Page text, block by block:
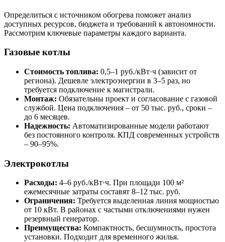
Определиться с источником обогрева поможет анализ
доступных ресурсов, бюджета и требований к автономности.
Рассмотрим ключевые параметры каждого варианта.
Газовые котлы
Стоимость топлива: 0,5–1 руб./кВт·ч (зависит от
региона). Дешевле электроэнергии в 3–5 раз, но
требуется подключение к магистрали.
Монтаж: Обязательны проект и согласование с газовой
службой. Цена подключения – от 50 тыс. руб., сроки –
до 6 месяцев.
Надежность: Автоматизированные модели работают
без постоянного контроля. КПД современных устройств
– 90–95%.
Электрокотлы
Расходы: 4–6 руб./кВт·ч. При площади 100 м²
ежемесячные затраты составят 8–12 тыс. руб.
Ограничения: Требуется выделенная линия мощностью
от 10 кВт. В районах с частыми отключениями нужен
резервный генератор.
Преимущества: Компактность, бесшумность, простота
установки. Подходит для временного жилья.